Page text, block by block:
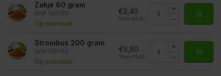
Zakje 60 gram
Art# 16819S
Op voorraad
€2,40
Totaal: €2,40
Strooibus 200 gram
Art# 16819Z
Op voorraad
€5,80
Totaal: €5,80